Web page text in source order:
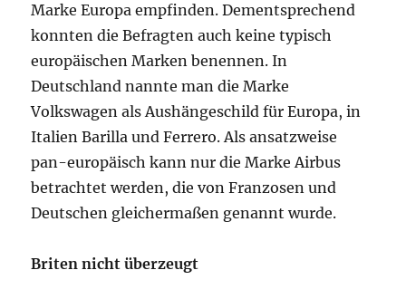
Marke Europa empfinden. Dementsprechend
konnten die Befragten auch keine typisch
europäischen Marken benennen. In
Deutschland nannte man die Marke
Volkswagen als Aushängeschild für Europa, in
Italien Barilla und Ferrero. Als ansatzweise
pan-europäisch kann nur die Marke Airbus
betrachtet werden, die von Franzosen und
Deutschen gleichermaßen genannt wurde.
Briten nicht überzeugt